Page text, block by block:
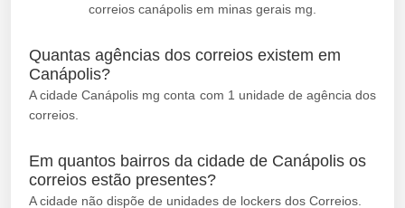
correios canápolis em minas gerais mg.
Quantas agências dos correios existem em
Canápolis?
A cidade Canápolis mg conta com 1 unidade de agência dos
correios.
Em quantos bairros da cidade de Canápolis os
correios estão presentes?
A cidade não dispõe de unidades de lockers dos Correios.